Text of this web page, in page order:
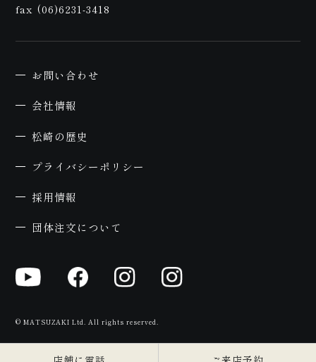
約
fax (06)6231-3418
お問い合わせ
会社情報
松崎の歴史
プライバシーポリシー
採用情報
団体注文について
© MATSUZAKI Ltd. All rights reserved.